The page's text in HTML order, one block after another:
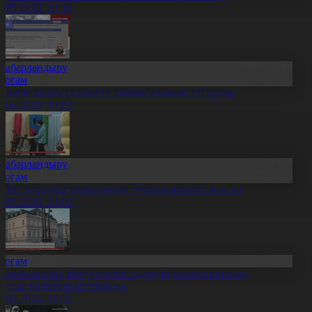
13:18
шайға салынған тыйым алынып тасталды
13:03
Аутизмді толық емдеу туралы ақпарат жалған
13:00
форум мүше елдердің инвестициялық
арттырады
10:30